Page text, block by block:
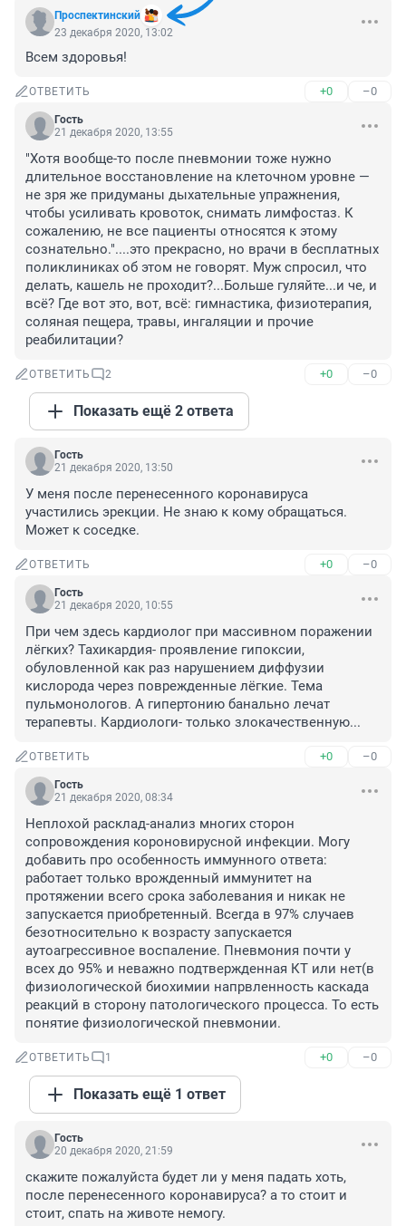
Проспектинский
23 декабря 2020, 13:02
Всем здоровья!
ОТВЕТИТЬ +0 –0
Гость
21 декабря 2020, 13:55
"Хотя вообще-то после пневмонии тоже нужно
длительное восстановление на клеточном уровне —
не зря же придуманы дыхательные упражнения,
чтобы усиливать кровоток, снимать лимфостаз. К
сожалению, не все пациенты относятся к этому
сознательно."....это прекрасно, но врачи в бесплатных
поликлиниках об этом не говорят. Муж спросил, что
делать, кашель не проходит?...Больше гуляйте...и че, и
всё? Где вот это, вот, всё: гимнастика, физиотерапия,
соляная пещера, травы, ингаляции и прочие
реабилитации?
ОТВЕТИТЬ 2 +0 –0
Показать ещё 2 ответа
Гость
21 декабря 2020, 13:50
У меня после перенесенного коронавируса
участились эрекции. Не знаю к кому обращаться.
Может к соседке.
ОТВЕТИТЬ +0 –0
Гость
21 декабря 2020, 10:55
При чем здесь кардиолог при массивном поражении
лёгких? Тахикардия- проявление гипоксии,
обуловленной как раз нарушением диффузии
кислорода через поврежденные лёгкие. Тема
пульмонологов. А гипертонию банально лечат
терапевты. Кардиологи- только злокачественную...
ОТВЕТИТЬ +0 –0
Гость
21 декабря 2020, 08:34
Неплохой расклад-анализ многих сторон
сопровождения короновирусной инфекции. Могу
добавить про особенность иммунного ответа:
работает только врожденный иммунитет на
протяжении всего срока заболевания и никак не
запускается приобретенный. Всегда в 97% случаев
безотносительно к возрасту запускается
аутоагрессивное воспаление. Пневмония почти у
всех до 95% и неважно подтвержденная КТ или нет(в
физиологической биохимии напрвленность каскада
реакций в сторону патологического процесса. То есть
понятие физиологической пневмонии.
ОТВЕТИТЬ 1 +0 –0
Показать ещё 1 ответ
Гость
20 декабря 2020, 21:59
скажите пожалуйста будет ли у меня падать хоть,
после перенесенного коронавируса? а то стоит и
стоит, спать на животе немогу.